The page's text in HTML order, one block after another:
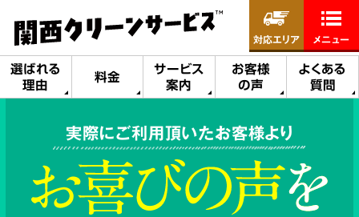
選ばれる
理由
料金
サービス
案内
お客様
の声
よくある
質問
対応エリア メニュー
実際にご利用頂いたお客様より